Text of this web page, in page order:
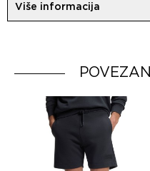
2%Elastan
Više informacija